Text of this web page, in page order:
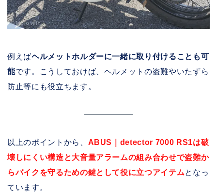
例えばヘルメットホルダーに一緒に取り付けることも可
能です。こうしておけば、ヘルメットの盗難やいたずら
防止等にも役立ちます。
以上のポイントから、 ABUS｜detector 7000 RS1は破
壊しにくい構造と大音量アラームの組み合わせで盗難か
らバイクを守るための鍵として役に立つアイテムとなっ
ています。